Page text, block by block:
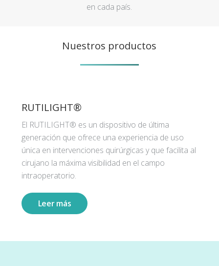
en cada país.
Nuestros productos
RUTILIGHT®
El RUTILIGHT® es un dispositivo de última
generación que ofrece una experiencia de uso
única en intervenciones quirúrgicas y que facilita al
cirujano la máxima visibilidad en el campo
intraoperatorio.
Leer más